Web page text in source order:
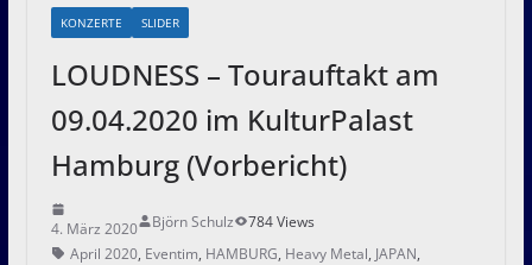
KONZERTE SLIDER
LOUDNESS – Tourauftakt am
09.04.2020 im KulturPalast
Hamburg (Vorbericht)
4. März 2020 Björn Schulz
784 Views
April 2020, Eventim, HAMBURG, Heavy Metal, JAPAN,